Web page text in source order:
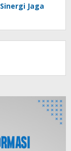
Jaga